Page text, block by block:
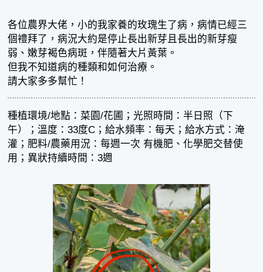
各位農界大佬，小的我家養的玫瑰生了病，病情已經三
個禮拜了，病況大約是停止長出新芽且長出的新芽瘦
弱、嫩芽褐色病斑，伴隨著大片黃葉。
但我不知道病的種類和如何治療。
請大家多多幫忙！
種植環境/地點：菜園/花圃；光照時間：半日照（下
午）；溫度：33度C；給水頻率：每天；給水方式：淹
灌；肥料/農藥用況：每週一次 有機肥、化學肥交替使
用；異狀持續時間：3週